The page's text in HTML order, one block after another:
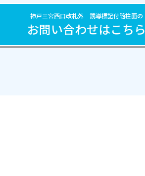
神戸三宮西口改札外 誘導標記付随柱面の
お問い合わせはこちら